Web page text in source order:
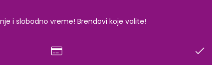
i slobodno vreme! Brendovi koje volite!